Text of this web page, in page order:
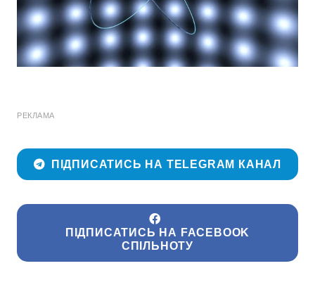
РЕКЛАМА
ПІДПИСАТИСЬ НА TELEGRAM КАНАЛ
ПІДПИСАТИСЬ НА FACEBOOK
СПІЛЬНОТУ